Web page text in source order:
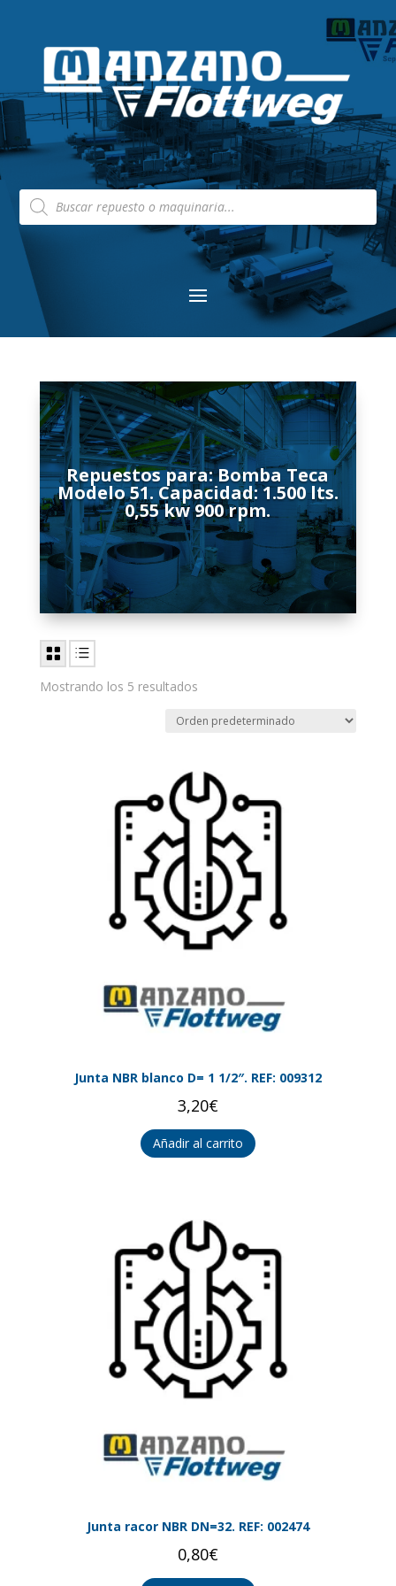
Búsqueda
de
productos
Repuestos para: Bomba Teca
Modelo 51. Capacidad: 1.500 lts.
0,55 kw 900 rpm.
Mostrando los 5 resultados
Junta NBR blanco D= 1 1/2″. REF: 009312
3,20€
Añadir al carrito
Junta racor NBR DN=32. REF: 002474
0,80€